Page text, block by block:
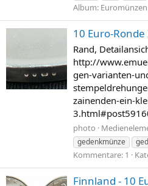
Album:
10 Euro-Ronde
Rand,
http://
gen-varianten-
zainenden-ein-
photo
gedenkmünze
Kommentare: 1
Finnland - 10